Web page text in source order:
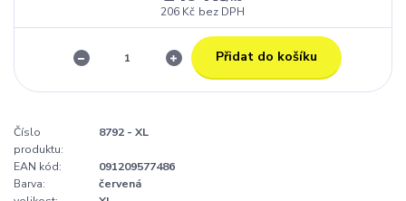
206 Kč bez DPH
Přidat do košíku
Číslo
produktu:
8792 - XL
EAN kód:
091209577486
Barva:
červená